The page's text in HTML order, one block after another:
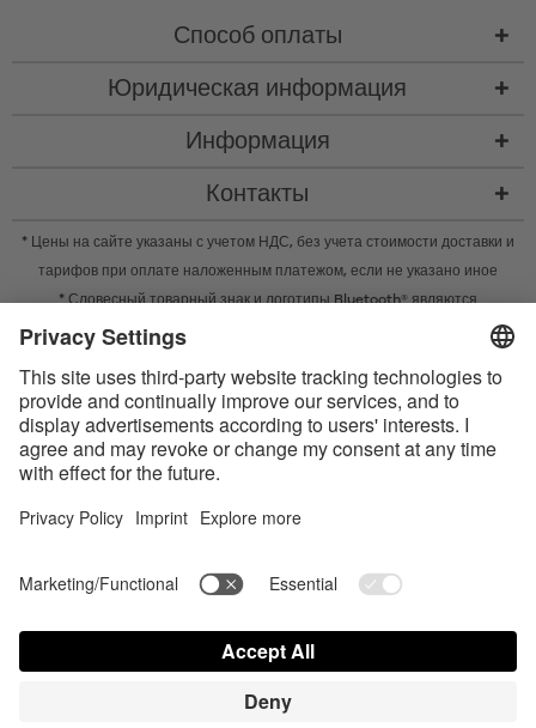
Способ оплаты
Юридическая информация
Информация
Контакты
* Цены на сайте указаны с учетом НДС, без учета стоимости доставки и
тарифов при оплате наложенным платежом, если не указано иное
* Словесный товарный знак и логотипы Bluetooth® являются
зарегистрированными товарными знаками Bluetooth SIG, Inc. Компания
Apple, логотип Apple и Apple Watch являются товарными знаками Apple
Inc. Google Play и логотип Google Play являются товарными знаками
Google LLC.
Contact us today